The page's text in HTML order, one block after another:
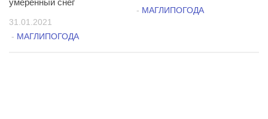
умеренный снег
31.01.2021
- МАГЛИПОГОДА
- МАГЛИПОГОДА